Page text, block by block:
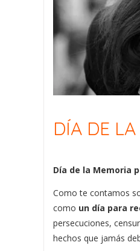
DÍA DE
Día de la Memoria
Como te contamos
como un día para
persecuciones,
hechos que jamás